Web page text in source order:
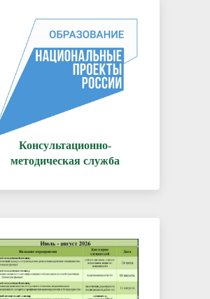
Консультационно-
методическая служба